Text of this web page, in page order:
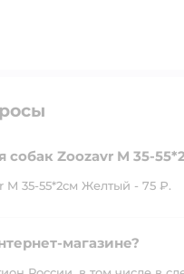
Zoozavr M 35-
35-55*2см Желтый - 75 ₽.
магазине?